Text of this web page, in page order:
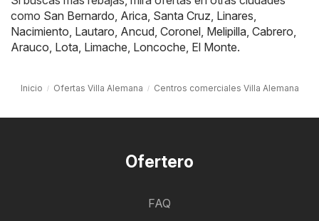
como San Bernardo Arica Santa Cruz Linares
Nacimiento Lautaro Ancud Coronel Melipilla Cabrero
Arauco Lota Limache Loncoche El Monte.
Inicio Ofertas Villa Alemana Centros comerciales Villa Alemana
Ofertero
FAQ